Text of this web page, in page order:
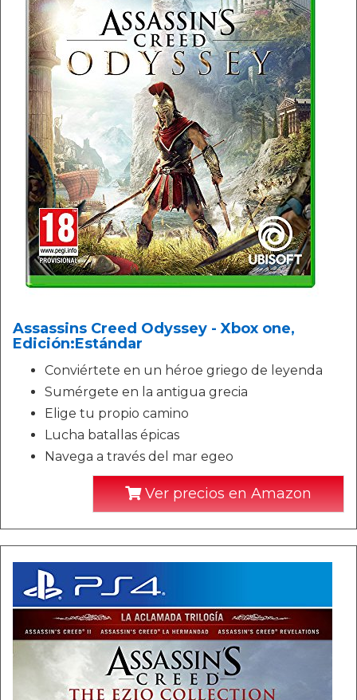
Assassins Creed Odyssey - Xbox one,
Edición:Estándar
Conviértete en un héroe griego de leyenda
Sumérgete en la antigua grecia
Elige tu propio camino
Lucha batallas épicas
Navega a través del mar egeo
Ver precios en Amazon